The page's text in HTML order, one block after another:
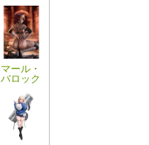
マール・
バロック